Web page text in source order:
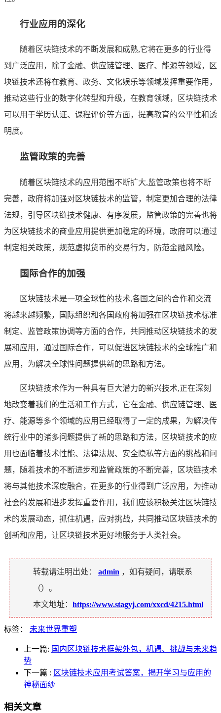
行业应用的深化
随着区块链技术的不断发展和成熟,它将在更多的行业得
到广泛应用，除了金融、供应链管理、医疗、能源等领域，区
块链技术还将在教育、政务、文化娱乐等领域发挥重要作用，
推动这些行业的数字化转型和升级，在教育领域，区块链技术
可以用于学历认证、课程评价等方面，提高教育的公平性和透
明度。
监管政策的完善
随着区块链技术的应用范围不断扩大,监管政策也将不断
完善，政府将加强对区块链技术的监管，制定更加合理的法律
法规，引导区块链技术健康、有序发展，监管政策的完善也将
为区块链技术的商业应用提供更加稳定的环境，政府可以通过
制定相关政策，规范虚拟货币的交易行为，防范金融风险。
国际合作的加强
区块链技术是一项全球性的技术,各国之间的合作和交流
将越来越频繁，国际组织和各国政府将加强在区块链技术标准
制定、监管政策协调等方面的合作，共同推动区块链技术的发
展和应用，通过国际合作，可以促进区块链技术的全球推广和
应用，为解决全球性问题提供新的思路和方法。
区块链技术作为一种具有巨大潜力的新兴技术,正在深刻
地改变着我们的生活和工作方式，它在金融、供应链管理、医
疗、能源等多个领域的应用已经取得了一定的成果，为解决传
统行业中的诸多问题提供了新的思路和方法，区块链技术的应
用也面临着技术性能、法律法规、安全隐私等方面的挑战和问
题，随着技术的不断进步和监管政策的不断完善，区块链技术
将与其他技术深度融合，在更多的行业得到广泛应用，为推动
社会的发展和进步发挥重要作用，我们应该积极关注区块链技
术的发展动态，抓住机遇，应对挑战，共同推动区块链技术的
创新和应用，让区块链技术更好地服务于人类社会。
转载请注明出处： admin ，如有疑问，请联系
（）。
本文地址： https://www.stagyj.com/xxcd/4215.html
标签： 未来世界重塑
上一篇: 国内区块链技术框架外包，机遇、挑战与未来趋
势
下一篇 : 区块链技术应用考试答案，揭开学习与应用的
神秘面纱
相关文章